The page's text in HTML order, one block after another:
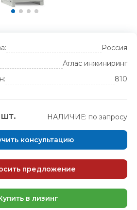
Россия
Атлас инжиниринг
810
шт. НАЛИЧИЕ: по запросу
консультацию
предложение
в лизинг